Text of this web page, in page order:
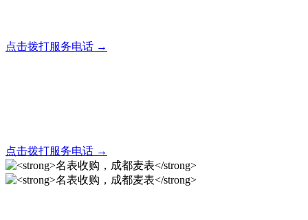
点击拨打服务电话 →
点击拨打服务电话 →